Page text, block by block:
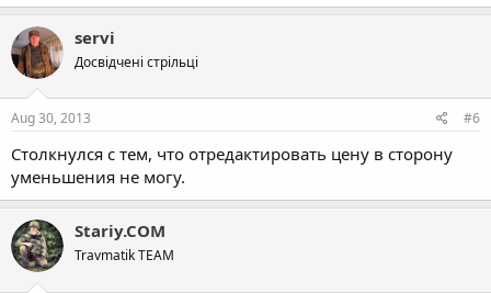
servi
Досвідчені стрільці
Aug 30, 2013 #6
Столкнулся с тем, что отредактировать цену в сторону
уменьшения не могу.
Stariy.COM
Travmatik TEAM